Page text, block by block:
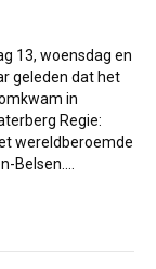
13, woensdag en
geleden dat het
in
Regie:
wereldberoemde
Belsen.…